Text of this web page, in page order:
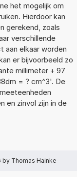
het mogelijk om
Hierdoor kan
gerekend, zoals
verschillende
aan elkaar worden
er bijvoorbeeld zo
millimeter + 97
= ? cm^3'. De
en zinvol zijn in de
Thomas Hainke